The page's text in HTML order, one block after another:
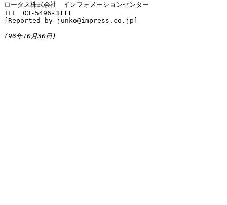
ロータス株式会社　インフォメーションセンター
TEL　03-5496-3111
[Reported by junko@impress.co.jp]
(96年10月30日)